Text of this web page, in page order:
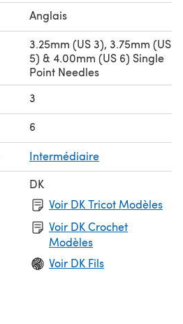
Anglais
3.25mm (US 3), 3.75mm (US
5) & 4.00mm (US 6) Single
Point Needles
3
6
Intermédiaire
DK
Voir DK Tricot Modèles
Voir DK Crochet
Modèles
Voir DK Fils